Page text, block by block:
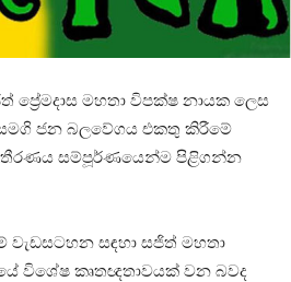
ප්‍රේමදාස මහතා විපක්ෂ නායක ලෙස
ජන බලවේගය එකතු කිරීමේ
තීරණය සම්පූර්ණයෙන්ම පිළිගන්න
වැඩසටහන සඳහා සජිත් මහතා
විශේෂ කෘතඥතාවයක් වන බවද